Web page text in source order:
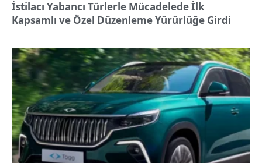
İstilacı Yabancı Türlerle Mücadelede İlk
Kapsamlı ve Özel Düzenleme Yürürlüğe Girdi